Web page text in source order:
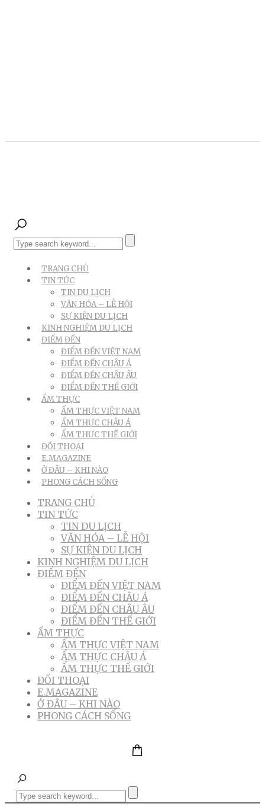
TRANG CHỦ
TIN TỨC
TIN DU LỊCH
VĂN HÓA – LỄ HỘI
SỰ KIỆN DU LỊCH
KINH NGHIỆM DU LỊCH
ĐIỂM ĐẾN
ĐIỂM ĐẾN VIỆT NAM
ĐIỂM ĐẾN CHÂU Á
ĐIỂM ĐẾN CHÂU ÂU
ĐIỂM ĐẾN THẾ GIỚI
ẨM THỰC
ẨM THỰC VIỆT NAM
ẨM THỰC CHÂU Á
ẨM THỰC THẾ GIỚI
ĐỐI THOẠI
E.MAGAZINE
Ở ĐÂU – KHI NÀO
PHONG CÁCH SỐNG
TRANG CHỦ
TIN TỨC
TIN DU LỊCH
VĂN HÓA – LỄ HỘI
SỰ KIỆN DU LỊCH
KINH NGHIỆM DU LỊCH
ĐIỂM ĐẾN
ĐIỂM ĐẾN VIỆT NAM
ĐIỂM ĐẾN CHÂU Á
ĐIỂM ĐẾN CHÂU ÂU
ĐIỂM ĐẾN THẾ GIỚI
ẨM THỰC
ẨM THỰC VIỆT NAM
ẨM THỰC CHÂU Á
ẨM THỰC THẾ GIỚI
ĐỐI THOẠI
E.MAGAZINE
Ở ĐÂU – KHI NÀO
PHONG CÁCH SỐNG